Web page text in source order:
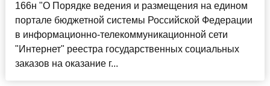
166н "О Порядке ведения и размещения на едином
портале бюджетной системы Российской Федерации
в информационно-телекоммуникационной сети
"Интернет" реестра государственных социальных
заказов на оказание г...